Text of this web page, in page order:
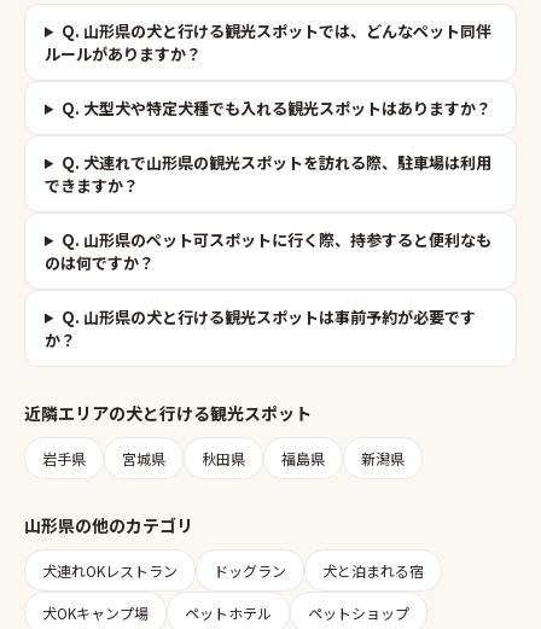
Q. 山形県の犬と行ける観光スポットでは、どんなペット同伴
ルールがありますか？
Q. 大型犬や特定犬種でも入れる観光スポットはありますか？
Q. 犬連れで山形県の観光スポットを訪れる際、駐車場は利用
できますか？
Q. 山形県のペット可スポットに行く際、持参すると便利なも
のは何ですか？
Q. 山形県の犬と行ける観光スポットは事前予約が必要です
か？
近隣エリアの犬と行ける観光スポット
岩手県 宮城県 秋田県 福島県 新潟県
山形県の他のカテゴリ
犬連れOKレストラン ドッグラン 犬と泊まれる宿
犬OKキャンプ場 ペットホテル ペットショップ